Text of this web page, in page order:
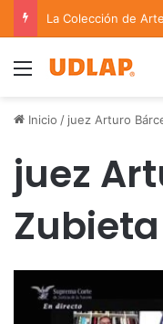
Menu
Inicio / juez Arturo
juez
Zubieta